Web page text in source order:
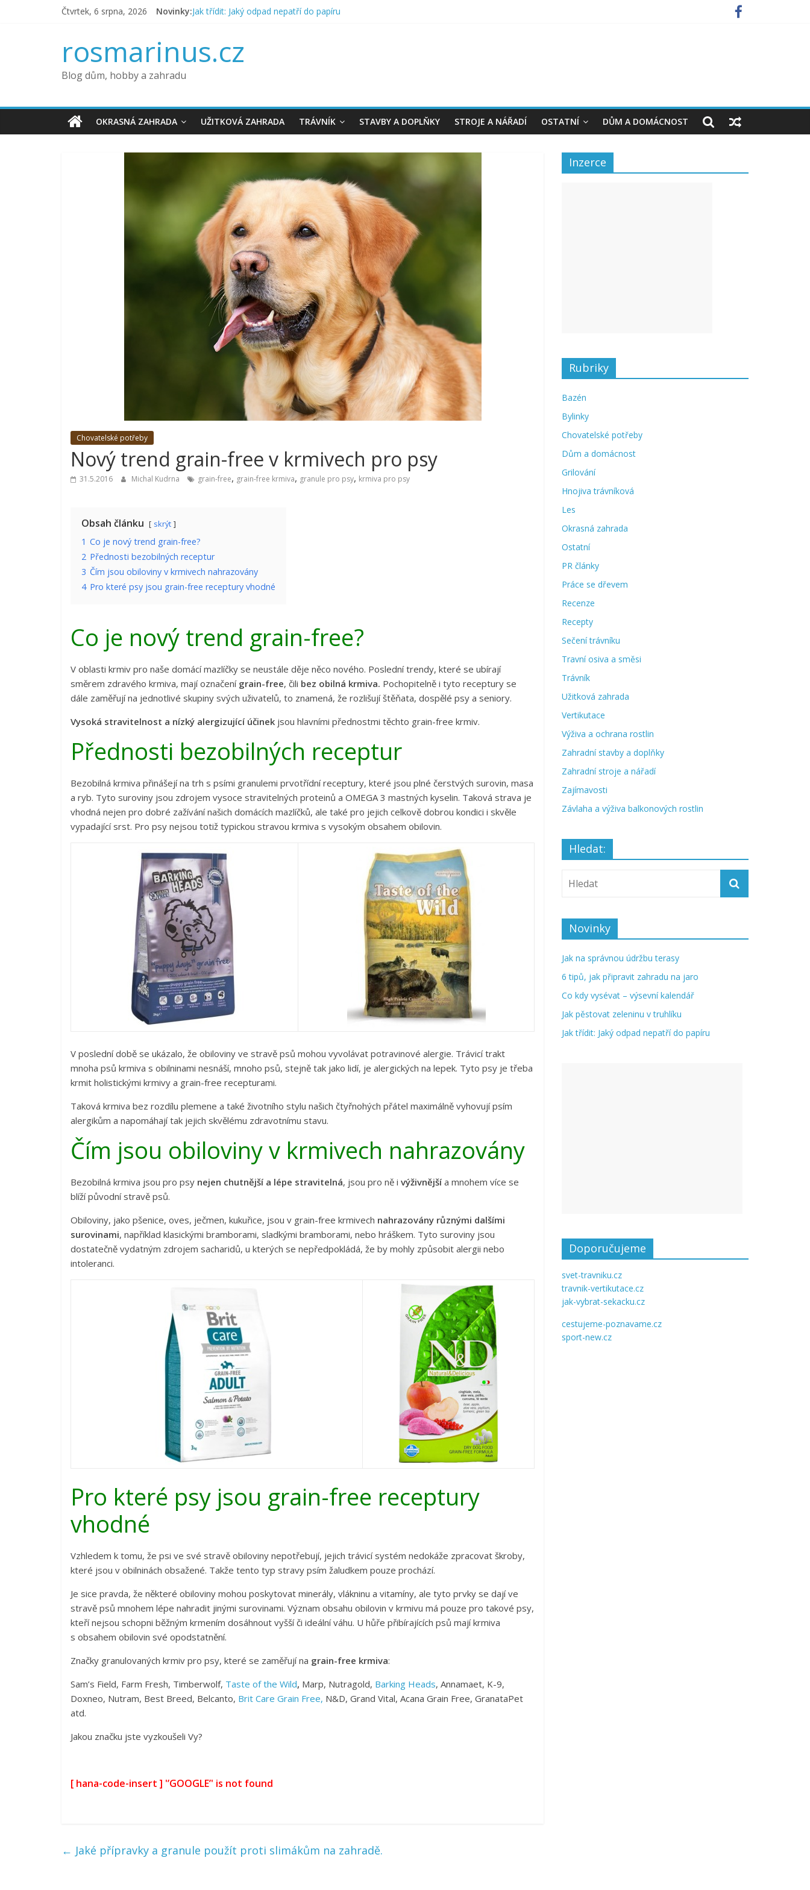
Čtvrtek, 6 srpna, 2026 Novinky:Jak třídit: Jaký odpad nepatří do papíru
Co kdy vysévat – výsevní kalendář
Jak pěstovat zeleninu v truhlíku
rosmarinus.cz
Blog dům, hobby a zahradu
OKRASNÁ ZAHRADA UŽITKOVÁ ZAHRADA TRÁVNÍK STAVBY A DOPLŇKY STROJE A NÁŘADÍ OSTATNÍ DŮM A DOMÁCNOST
Chovatelské potřeby
Nový trend grain-free v krmivech pro psy
31.5.2016 Michal Kudrna grain-free, grain-free krmiva, granule pro psy, krmiva pro psy
Obsah článku skrýt
1 Co je nový trend grain-free?
2 Přednosti bezobilných receptur
3 Čím jsou obiloviny v krmivech nahrazovány
4 Pro které psy jsou grain-free receptury vhodné
Co je nový trend grain-free?
V oblasti krmiv pro naše domácí mazlíčky se neustále děje něco nového. Poslední trendy, které se ubírají
směrem zdravého krmiva, mají označení grain-free, čili bez obilná krmiva. Pochopitelně i tyto receptury se
dále zaměřují na jednotlivé skupiny svých uživatelů, to znamená, že rozlišují štěňata, dospělé psy a seniory.
Vysoká stravitelnost a nízký alergizující účinek jsou hlavními přednostmi těchto grain-free krmiv.
Přednosti bezobilných receptur
Bezobilná krmiva přinášejí na trh s psími granulemi prvotřídní receptury, které jsou plné čerstvých surovin, masa
a ryb. Tyto suroviny jsou zdrojem vysoce stravitelných proteinů a OMEGA 3 mastných kyselin. Taková strava je
vhodná nejen pro dobré zažívání našich domácích mazlíčků, ale také pro jejich celkově dobrou kondici i skvěle
vypadající srst. Pro psy nejsou totiž typickou stravou krmiva s vysokým obsahem obilovin.
V poslední době se ukázalo, že obiloviny ve stravě psů mohou vyvolávat potravinové alergie. Trávicí trakt
mnoha psů krmiva s obilninami nesnáší, mnoho psů, stejně tak jako lidí, je alergických na lepek. Tyto psy je třeba
krmit holistickými krmivy a grain-free recepturami.
Taková krmiva bez rozdílu plemene a také životního stylu našich čtyřnohých přátel maximálně vyhovují psím
alergikům a napomáhají tak jejich skvělému zdravotnímu stavu.
Čím jsou obiloviny v krmivech nahrazovány
Bezobilná krmiva jsou pro psy nejen chutnější a lépe stravitelná, jsou pro ně i výživnějšía mnohem více se
blíží původní stravě psů.
Obiloviny, jako pšenice, oves, ječmen, kukuřice, jsou v grain-free krmivech nahrazovány různými dalšími
surovinami, například klasickými bramborami, sladkými bramborami, nebo hráškem. Tyto suroviny jsou
dostatečně vydatným zdrojem sacharidů, u kterých se nepředpokládá, že by mohly způsobit alergii nebo
intoleranci.
Pro které psy jsou grain-free receptury
vhodné
Vzhledem k tomu, že psi ve své stravě obiloviny nepotřebují, jejich trávicí systém nedokáže zpracovat škroby,
které jsou v obilninách obsažené. Takže tento typ stravy psím žaludkem pouze prochází.
Je sice pravda, že některé obiloviny mohou poskytovat minerály, vlákninu a vitamíny, ale tyto prvky se dají ve
stravě psů mnohem lépe nahradit jinými surovinami. Význam obsahu obilovin v krmivu má pouze pro takové psy,
kteří nejsou schopni běžným krmením dosáhnout vyšší či ideální váhu. U hůře přibírajících psů mají krmiva
s obsahem obilovin své opodstatnění.
Značky granulovaných krmiv pro psy, které se zaměřují na grain-free krmiva:
Sam’s Field, Farm Fresh, Timberwolf, Taste of the Wild, Marp, Nutragold, Barking Heads, Annamaet, K-9,
Doxneo, Nutram, Best Breed, Belcanto, Brit Care Grain Free, N&D, Grand Vital, Acana Grain Free, GranataPet
atd.
Jakou značku jste vyzkoušeli Vy?
[ hana-code-insert ] '’GOOGLE’' is not found
← Jaké přípravky a granule použít proti slimákům na zahradě.
Inzerce
Rubriky
Bazén
Bylinky
Chovatelské potřeby
Dům a domácnost
Grilování
Hnojiva trávníková
Les
Okrasná zahrada
Ostatní
PR články
Práce se dřevem
Recenze
Recepty
Sečení trávníku
Travní osiva a směsi
Trávník
Užitková zahrada
Vertikutace
Výživa a ochrana rostlin
Zahradní stavby a doplňky
Zahradní stroje a nářadí
Zajímavosti
Závlaha a výživa balkonových rostlin
Hledat:
Novinky
Jak na správnou údržbu terasy
6 tipů, jak připravit zahradu na jaro
Co kdy vysévat – výsevní kalendář
Jak pěstovat zeleninu v truhlíku
Jak třídit: Jaký odpad nepatří do papíru
Doporučujeme
svet-travniku.cz
travnik-vertikutace.cz
jak-vybrat-sekacku.cz
cestujeme-poznavame.cz
sport-new.cz